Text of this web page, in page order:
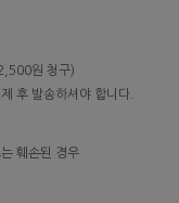
원 청구)
후 발송하셔야 합니다.
훼손된 경우